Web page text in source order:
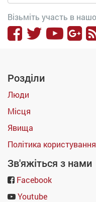
Візьміть участь в
Розділи
Люди
Місця
Явища
Політика користування
Зв'яжіться з нами
Facebook
Youtube